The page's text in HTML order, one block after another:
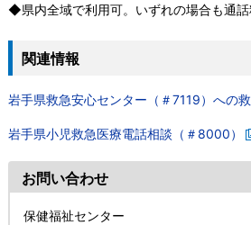
◆県内全域で利用可。いずれの場合も通話
関連情報
岩手県救急安心センター（＃7119）への
岩手県小児救急医療電話相談（＃8000）
お問い合わせ
保健福祉センター